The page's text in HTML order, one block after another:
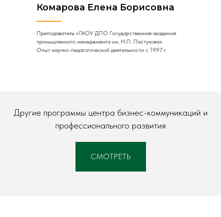
Комарова Елена Борисовна
Преподаватель «ГАОУ ДПО Государственная академия
промышленного менеджмента им. Н.П. Пастухова»
Опыт научно-педагогической деятельности с 1997 г.
Другие программы центра бизнес-коммуникаций и
профессионального развития
СМОТРЕТЬ